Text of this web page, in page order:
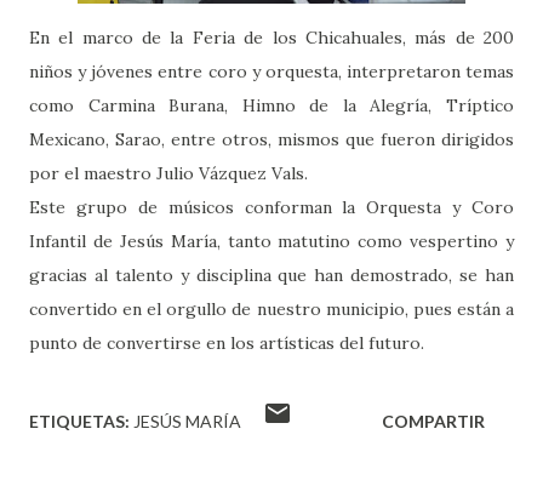
En el marco de la Feria de los Chicahuales, más de 200
niños y jóvenes entre coro y orquesta, interpretaron temas
como Carmina Burana, Himno de la Alegría, Tríptico
Mexicano, Sarao, entre otros, mismos que fueron dirigidos
por el maestro Julio Vázquez Vals.
Este grupo de músicos conforman la Orquesta y Coro
Infantil de Jesús María, tanto matutino como vespertino y
gracias al talento y disciplina que han demostrado, se han
convertido en el orgullo de nuestro municipio, pues están a
punto de convertirse en los artísticas del futuro.
ETIQUETAS: JESÚS MARÍA COMPARTIR